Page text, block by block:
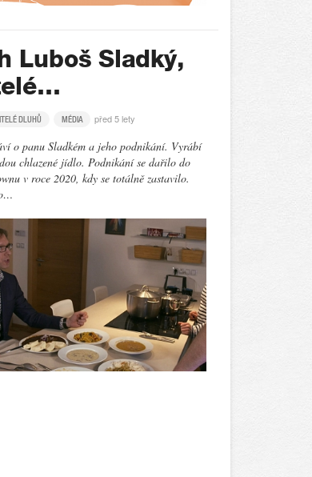
Luboš Sladký,
DLUHŮ MÉDIA před 5 lety
o panu Sladkém a jeho podnikání. Vyrábí
chlazené jídlo. Podnikání se dařilo do
v roce 2020, kdy se totálně zastavilo.